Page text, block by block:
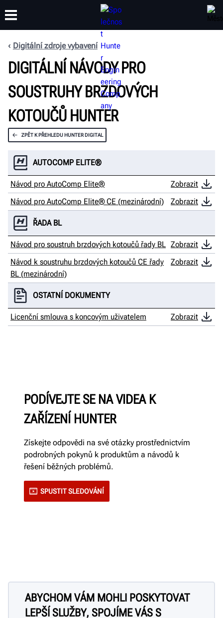
PRODUKTY PODPORA
ŠKOLENÍ
Digitální zdroje vybavení
DIGITÁLNÍ NÁVODY PRO
SOUSTRUHY BRZDOVÝCH
KOTOUČŮ HUNTER
ZPĚT K PŘEHLEDU HUNTER DIGITAL
AUTOCOMP ELITE®
Návod pro AutoComp Elite®
Zobrazit
Návod pro AutoComp Elite® CE (mezinárodní)
Zobrazit
ŘADA BL
Návod pro soustruh brzdových kotoučů řady BL Zobrazit
Návod k soustruhu brzdových kotoučů CE řady
BL (mezinárodní)
Zobrazit
OSTATNÍ DOKUMENTY
Licenční smlouva s koncovým uživatelem Zobrazit
PODÍVEJTE SE NA VIDEA K
ZAŘÍZENÍ HUNTER
Získejte odpovědi na své otázky prostřednictvím
podrobných pokynů k produktům a návodů k
řešení běžných problémů.
SPUSTIT SLEDOVÁNÍ
ABYCHOM VÁM MOHLI POSKYTOVAT
LEPŠÍ SLUŽBY, SPOJÍME VÁS S